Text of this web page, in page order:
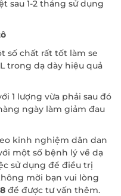
sau 1-2 tháng sử dụng
số chất rất tốt làm se
trong dạ dày hiệu quả
1 lượng vừa phải sau đó
ngày làm giảm đau
kinh nghiệm dân dan
một số bệnh lý về dạ
sử dụng để điều trị
mời bạn vui lòng
để được tư vấn thêm.